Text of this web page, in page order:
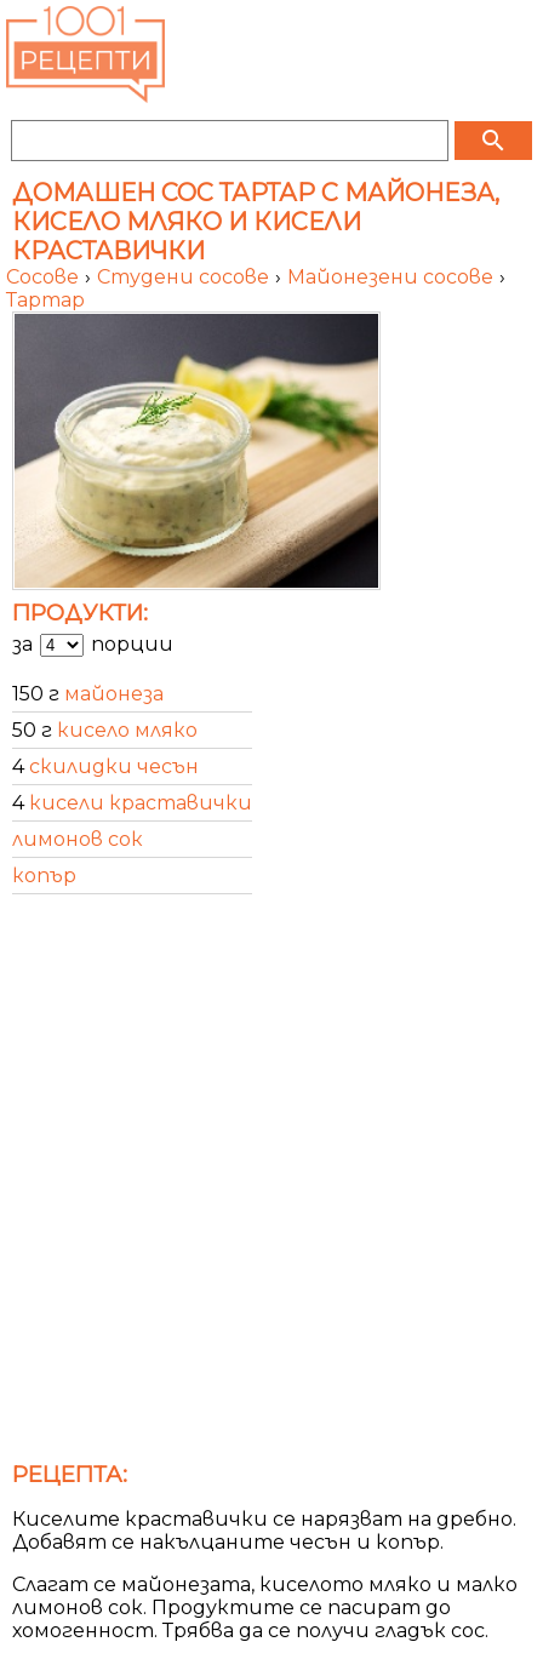
search
ДОМАШЕН СОС ТАРТАР С МАЙОНЕЗА,
КИСЕЛО МЛЯКО И КИСЕЛИ
КРАСТАВИЧКИ
Сосове › Студени сосове › Майонезени сосове ›
Тартар
ПРОДУКТИ:
за порции
150 г майонеза
50 г кисело мляко
4скилидки чесън
4 кисели краставички
лимонов сок
копър
РЕЦЕПТА:
Киселите краставички се нарязват на дребно.
Добавят се накълцаните чесън и копър.
Слагат се майонезата, киселото мляко и малко
лимонов сок. Продуктите се пасират до
хомогенност. Трябва да се получи гладък сос.